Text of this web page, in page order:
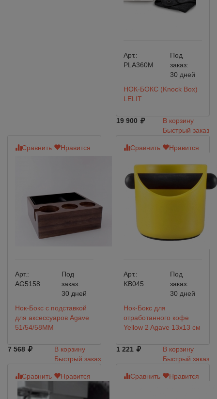
Арт.:
PLA360M
Под
заказ:
30 дней
НОК-БОКС (Knock Box)
LELIT
19 900
В корзину
Быстрый заказ
Сравнить Нравится
Арт.:
AG5158
Под
заказ:
30 дней
Нок-Бокс с подставкой
для аксессуаров Agave
51/54/58MM
7 568
В корзину
Быстрый заказ
Сравнить Нравится
Арт.:
KB045
Под
заказ:
30 дней
Нок-Бокс для
отработанного кофе
Yellow 2 Agave 13х13 см
1 221
В корзину
Быстрый заказ
Сравнить Нравится Сравнить Нравится